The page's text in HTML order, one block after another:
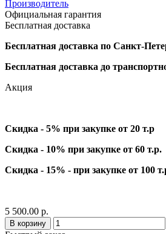
Производитель
Официальная гарантия
Бесплатная доставка
Бесплатная доставка по Санкт-
Бесплатная доставка до
Акция
Скидка - 5% при закупке от 20 т.р
Скидка - 10% при закупке от 60 т.р.
Скидка - 15% - при закупке от 100
5 500.00 р.
В корзину